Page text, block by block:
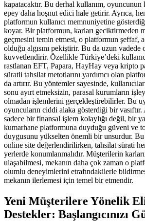
kapatacaktır. Bu derhal kullanım, oyuncunun
epey daha hoşnut edici hale getirir. Ayrıca,
platformun kullanıcı memnuniyetine
koyar. Bir platformun, karları geciktirmeden
geçmesini temin etmesi, o platformun şeffaf,
olduğu algısını pekiştirir. Bu da uzun vadede
kuvvetlendirir. Özellikle Türkiye’deki
rastlanan EFT, Papara, HayHay veya kripto
süratli tahsilat metotlarını yardımcı olan
da artırır. Bu yöntemler sayesinde,
sonu ayırt etmeksizin, parasal kurumların
olmadan işlemlerini gerçekleştirebilirler. Bu
oyuncuların ciddi alaka gösterdiği bir vasıftır.
sadece bir finansal işlem kolaylığı değil, bir
kumarhane platformuna duyduğu güveni ve
duygusunu yükselten önemli bir unsurdur.
online site değerlendirilirken, tahsilat sürati
yerlerde konumlanmalıdır. Müşterilerin
ulaşabilmesi, mekanın daha çok zaman o
olumlu deneyimlerini etrafındakilerle
mekanın ilerlemesi için temel bir etmendir.
Yeni Müşterilere Yönelik
Destekler: Başlangıcınızı